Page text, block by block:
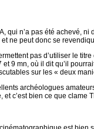
qui n’a pas été achevé,
ne peut donc se
pas d’utiliser le
et 9 mn, où il dit qu’il
sur les « deux
archéologues
c’est bien ce que